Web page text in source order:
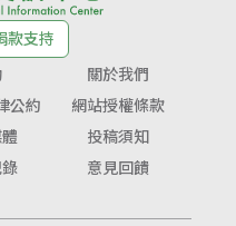
款支持
關於我們
公約
網站授權條款
投稿須知
意見回饋